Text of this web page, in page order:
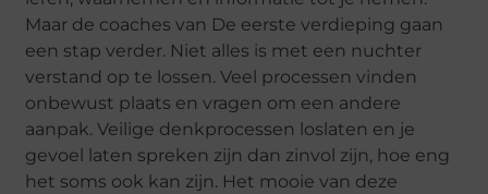
Maar de coaches van De eerste verdieping gaan
een stap verder. Niet alles is met een nuchter
verstand op te lossen. Veel processen vinden
onbewust plaats en vragen om een andere
aanpak. Veilige denkprocessen loslaten en je
gevoel laten spreken zijn dan zinvol zijn, hoe eng
het soms ook kan zijn. Het mooie van deze